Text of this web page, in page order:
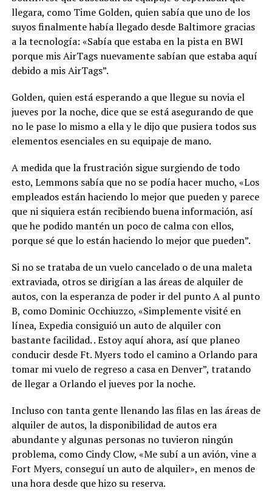
llegara, como Time Golden, quien sabía que uno de los
suyos finalmente había llegado desde Baltimore gracias
a la tecnología: «Sabía que estaba en la pista en BWI
porque mis AirTags nuevamente sabían que estaba aquí
debido a mis AirTags”.
Golden, quien está esperando a que llegue su novia el
jueves por la noche, dice que se está asegurando de que
no le pase lo mismo a ella y le dijo que pusiera todos sus
elementos esenciales en su equipaje de mano.
A medida que la frustración sigue surgiendo de todo
esto, Lemmons sabía que no se podía hacer mucho, «Los
empleados están haciendo lo mejor que pueden y parece
que ni siquiera están recibiendo buena información, así
que he podido mantén un poco de calma con ellos,
porque sé que lo están haciendo lo mejor que pueden”.
Si no se trataba de un vuelo cancelado o de una maleta
extraviada, otros se dirigían a las áreas de alquiler de
autos, con la esperanza de poder ir del punto A al punto
B, como Dominic Occhiuzzo, «Simplemente visité en
línea, Expedia consiguió un auto de alquiler con
bastante facilidad. . Estoy aquí ahora, así que planeo
conducir desde Ft. Myers todo el camino a Orlando para
tomar mi vuelo de regreso a casa en Denver”, tratando
de llegar a Orlando el jueves por la noche.
Incluso con tanta gente llenando las filas en las áreas de
alquiler de autos, la disponibilidad de autos era
abundante y algunas personas no tuvieron ningún
problema, como Cindy Clow, «Me subí a un avión, vine a
Fort Myers, conseguí un auto de alquiler», en menos de
una hora desde que hizo su reserva.